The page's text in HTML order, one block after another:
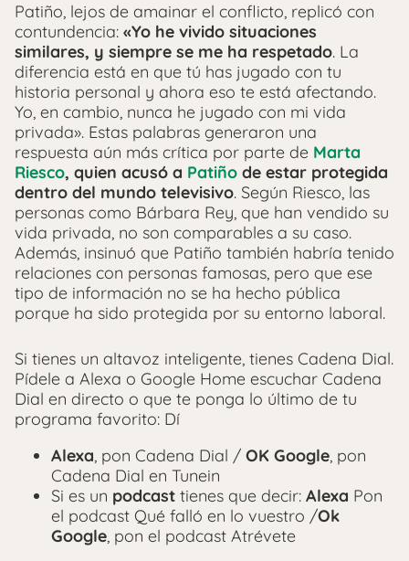
Patiño, lejos de amainar el conflicto, replicó con
contundencia: «Yo he vivido situaciones
similares, y siempre se me ha respetado. La
diferencia está en que tú has jugado con tu
historia personal y ahora eso te está afectando.
Yo, en cambio, nunca he jugado con mi vida
privada». Estas palabras generaron una
respuesta aún más crítica por parte de Marta
Riesco, quien acusó a Patiño de estar protegida
dentro del mundo televisivo. Según Riesco, las
personas como Bárbara Rey, que han vendido su
vida privada, no son comparables a su caso.
Además, insinuó que Patiño también habría tenido
relaciones con personas famosas, pero que ese
tipo de información no se ha hecho pública
porque ha sido protegida por su entorno laboral.
Si tienes un altavoz inteligente, tienes Cadena Dial.
Pídele a Alexa o Google Home escuchar Cadena
Dial en directo o que te ponga lo último de tu
programa favorito: Dí
Alexa, pon Cadena Dial / OK Google, pon
Cadena Dial en Tunein
Si es un podcast tienes que decir: Alexa Pon
el podcast Qué falló en lo vuestro /Ok
Google, pon el podcast Atrévete